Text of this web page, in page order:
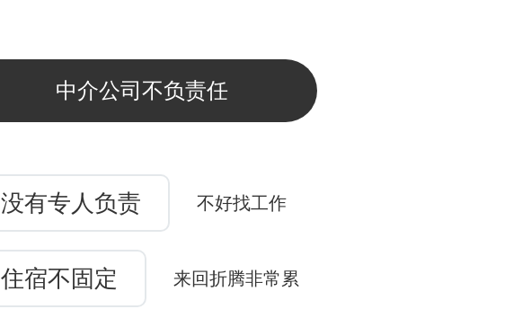
中介公司不负责任
没有专人负责 不好找工作
住宿不固定 来回折腾非常累